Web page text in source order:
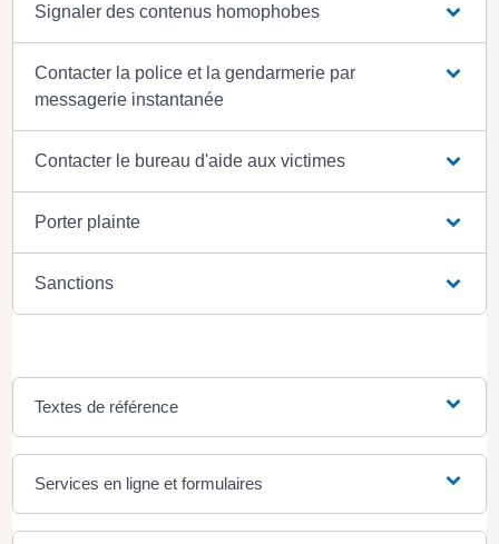
Signaler des contenus homophobes
Contacter la police et la gendarmerie par
messagerie instantanée
Contacter le bureau d'aide aux victimes
Porter plainte
Sanctions
Textes de référence
Services en ligne et formulaires